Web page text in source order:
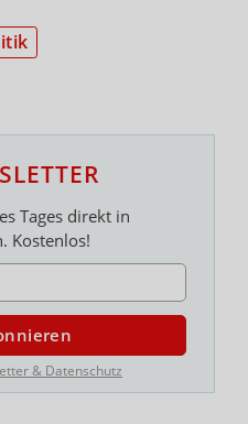
Tages direkt in
Kostenlos!
& Datenschutz